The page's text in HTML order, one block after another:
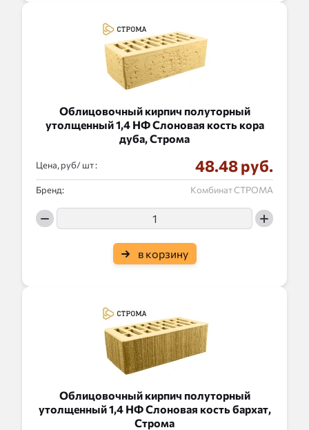
Облицовочный кирпич полуторный
утолщенный 1,4 НФ Слоновая кость кора
дуба, Строма
Цена, руб/ : 48.48 руб.
Бренд: Комбинат СТРОМА
в корзину
Облицовочный кирпич полуторный
утолщенный 1,4 НФ Слоновая кость бархат,
Строма